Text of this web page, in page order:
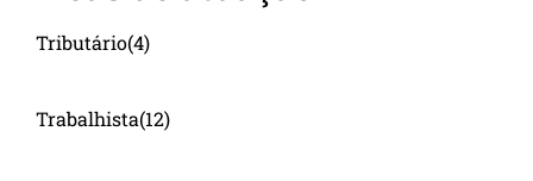
Tributário(4)
Trabalhista(12)